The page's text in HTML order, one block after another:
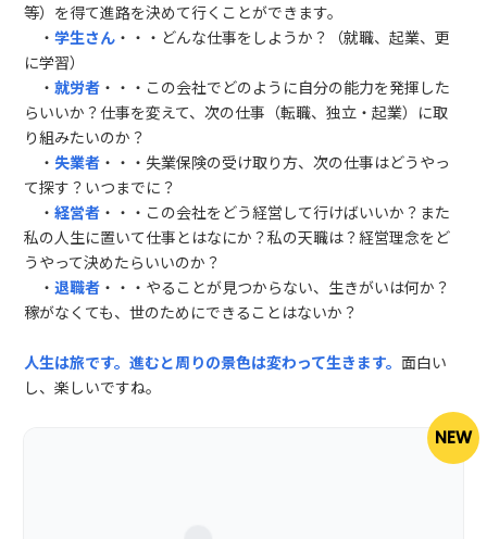
等）を得て進路を決めて行くことができます。
・学生さん ・・・どんな仕事をしようか？（就職、起業、更
に学習）
・就労者 ・・・この会社でどのように自分の能力を発揮した
らいいか？仕事を変えて、次の仕事（転職、独立・起業）に取
り組みたいのか？
・ 失業者 ・・・失業保険の受け取り方、次の仕事はどうやっ
て探す？いつまでに？
・経営者 ・・・この会社をどう経営して行けばいいか？また
私の人生に置いて仕事とはなにか？私の天職は？経営理念をど
うやって決めたらいいのか？
・退職者 ・・・やることが見つからない、生きがいは何か？
稼がなくても、世のためにできることはないか？
人生は旅です。進むと周りの景色は変わって生きます。面白い
し、楽しいですね。